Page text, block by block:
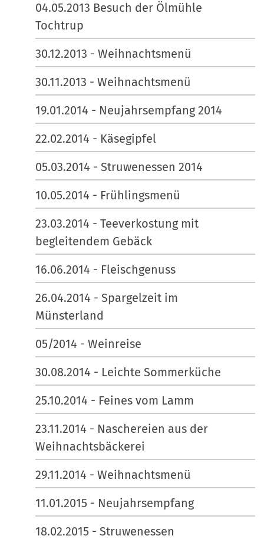
04.05.2013 Besuch der Ölmühle
Tochtrup
30.12.2013 - Weihnachtsmenü
30.11.2013 - Weihnachtsmenü
19.01.2014 - Neujahrsempfang 2014
22.02.2014 - Käsegipfel
05.03.2014 - Struwenessen 2014
10.05.2014 - Frühlingsmenü
23.03.2014 - Teeverkostung mit
begleitendem Gebäck
16.06.2014 - Fleischgenuss
26.04.2014 - Spargelzeit im
Münsterland
05/2014 - Weinreise
30.08.2014 - Leichte Sommerküche
25.10.2014 - Feines vom Lamm
23.11.2014 - Naschereien aus der
Weihnachtsbäckerei
29.11.2014 - Weihnachtsmenü
11.01.2015 - Neujahrsempfang
18.02.2015 - Struwenessen